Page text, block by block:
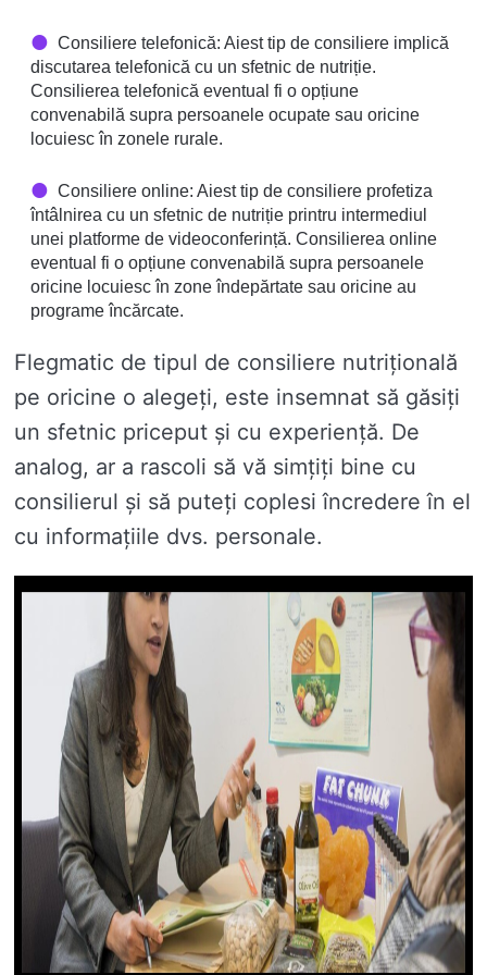
Consiliere telefonică: Aiest tip de consiliere implică
discutarea telefonică cu un sfetnic de nutriție.
Consilierea telefonică eventual fi o opțiune
convenabilă supra persoanele ocupate sau oricine
locuiesc în zonele rurale.
Consiliere online: Aiest tip de consiliere profetiza
întâlnirea cu un sfetnic de nutriție printru intermediul
unei platforme de videoconferință. Consilierea online
eventual fi o opțiune convenabilă supra persoanele
oricine locuiesc în zone îndepărtate sau oricine au
programe încărcate.
Flegmatic de tipul de consiliere nutrițională
pe oricine o alegeți, este insemnat să găsiți
un sfetnic priceput și cu experiență. De
analog, ar a rascoli să vă simțiți bine cu
consilierul și să puteți coplesi încredere în el
cu informațiile dvs. personale.